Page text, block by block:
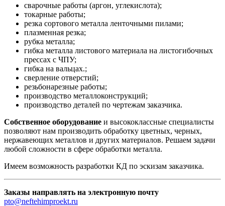
сварочные работы (аргон, углекислота);
токарные работы;
резка сортового металла ленточными пилами;
плазменная резка;
рубка металла;
гибка металла листового материала на листогибочных
прессах с ЧПУ;
гибка на вальцах.;
сверление отверстий;
резьбонарезные работы;
производство металлоконструкций;
производство деталей по чертежам заказчика.
Собственное оборудование и высококлассные специалисты
позволяют нам производить обработку цветных, черных,
нержавеющих металлов и других материалов. Решаем задачи
любой сложности в сфере обработки металла.
Имеем возможность разработки КД по эскизам заказчика.
Заказы направлять на электронную почту
pto@neftehimproekt.ru